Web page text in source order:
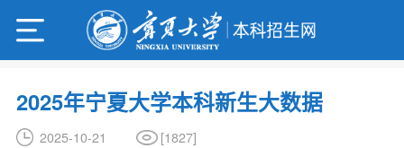
2025年宁夏大学本科新生大数据
2025-10-21 [1827]